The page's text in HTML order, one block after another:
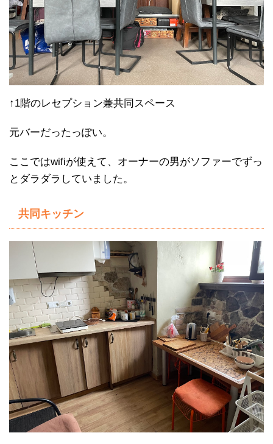
↑1階のレセプション兼共同スペース
元バーだったっぽい。
ここではwifiが使えて、オーナーの男がソファーでずっ
とダラダラしていました。
共同キッチン